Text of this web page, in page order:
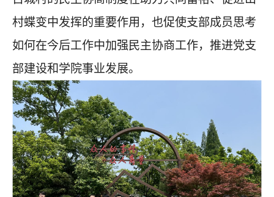
村蝶变中发挥的重要作用，也促使支部成员思考
如何在今后工作中加强民主协商工作，推进党支
部建设和学院事业发展。